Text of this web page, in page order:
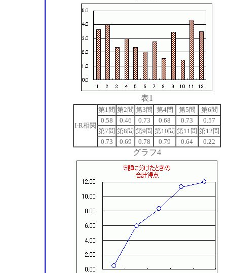
表1
I-R相関
第1問 第2問 第3問 第4問 第5問
第6問
0.58
0.46 0.73 0.68 0.73
0.57
第7問 第8問 第9問 第10問 第11問 第12問
0.73
0.69 0.78 0.79 0.64 0.22
グラフ4